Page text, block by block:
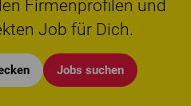
Firmenprofilen und
Job für Dich.
Jobs suchen